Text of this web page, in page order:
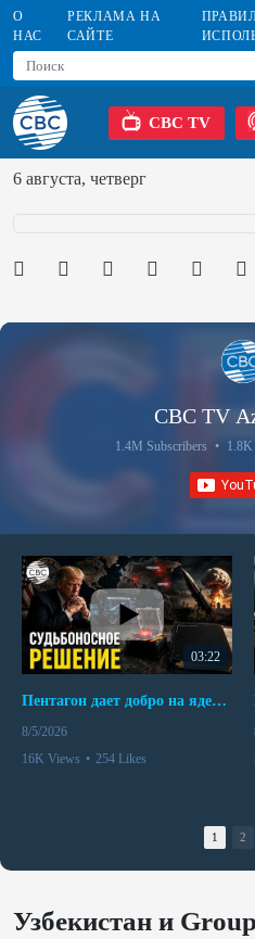
О
НАС
РЕКЛАМА НА
САЙТЕ
CBC TV
6 августа, четверг
CBC TV
1.4M Subscribers • 1.8K
03:22
Пентагон дает добро на ядерный удар по противникам США
8/5/2026
16K Views • 254 Likes
1 2
Узбекистан и